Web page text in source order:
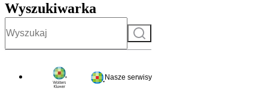
Wyszukiwarka
Szukaj
Nasze serwisy